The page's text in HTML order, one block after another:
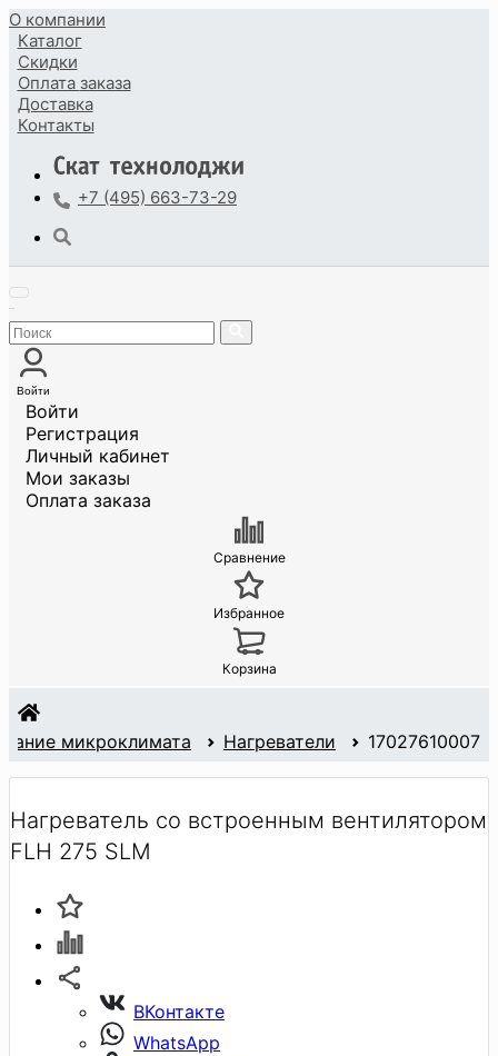
О компании
Каталог
Скидки
Оплата заказа
Доставка
Контакты
+7 (495) 663-73-29
Войти
Войти
Регистрация
Личный кабинет
Мои заказы
Оплата заказа
Сравнение
Избранное
Корзина
микроклимата Нагреватели 17027610007
Нагреватель со встроенным вентилятором
FLH 275 SLM
ВКонтакте
WhatsApp